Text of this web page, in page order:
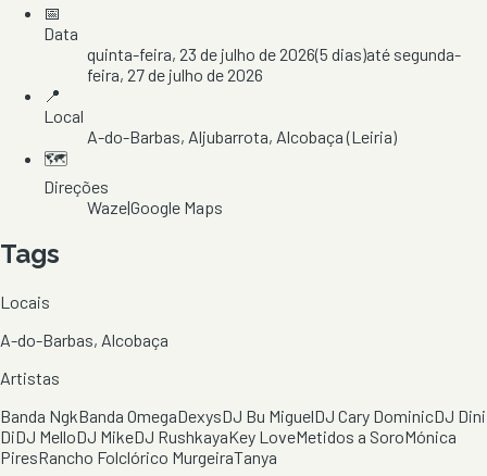
📅
Data
quinta-feira, 23 de julho de 2026(5 dias)até segunda-
feira, 27 de julho de 2026
📍
Local
A-do-Barbas, Aljubarrota, Alcobaça(Leiria)
🗺️
Direções
Waze|Google Maps
Tags
Locais
A-do-Barbas, Alcobaça
Artistas
Banda NgkBanda OmegaDexysDJ Bu MiguelDJ Cary DominicDJ Dini
DiDJ MelloDJ MikeDJ RushkayaKey LoveMetidos a SoroMónica
PiresRancho Folclórico MurgeiraTanya